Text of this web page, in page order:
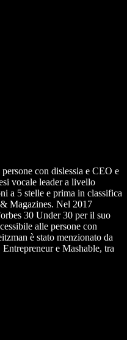
con dislessia e CEO e
vocale leader a livello
a 5 stelle e prima in classifica
Magazines. Nel 2017
30 Under 30 per il suo
alle persone con
è stato menzionato da
e Mashable, tra